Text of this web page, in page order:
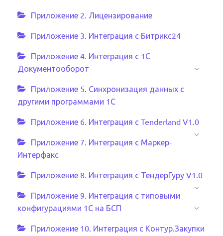
Приложение 2. Лицензирование
Приложение 3. Интеграция с Битрикс24
Приложение 4. Интеграция с 1С
Документооборот
Приложение 5. Синхронизация данных с
другими программами 1С
Приложение 6. Интеграция с Tenderland V1.0
Приложение 7. Интеграция с Маркер-
Интерфакс
Приложение 8. Интеграция с ТендерГуру V1.0
Приложение 9. Интеграция с типовыми
конфигурациями 1С на БСП
Приложение 10. Интеграция с Контур.Закупки